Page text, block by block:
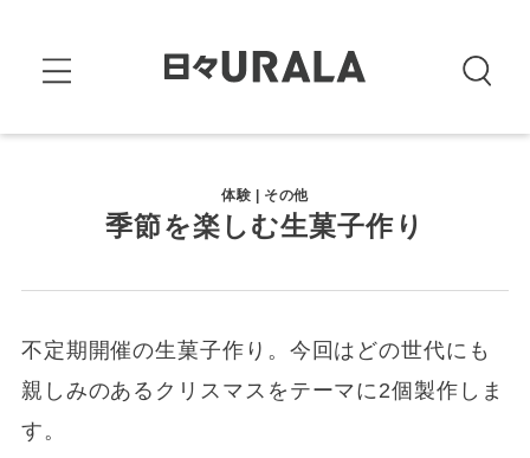
体験 | その他
季節を楽しむ生菓子作り
不定期開催の生菓子作り。今回はどの世代にも
親しみのあるクリスマスをテーマに2個製作しま
す。